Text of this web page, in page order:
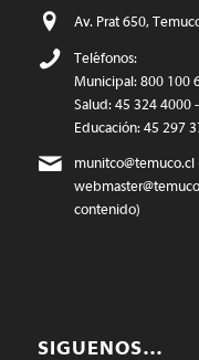
Av. Prat 650,
Teléfonos:
Municipal: 800 100
Salud: 45 324 4000
Educación: 45 297
munitco@temuco.cl
contenido)
SIGUENOS…